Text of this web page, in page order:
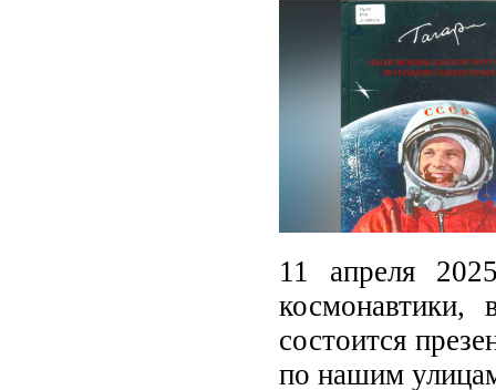
11 апреля
состоится
по нашим